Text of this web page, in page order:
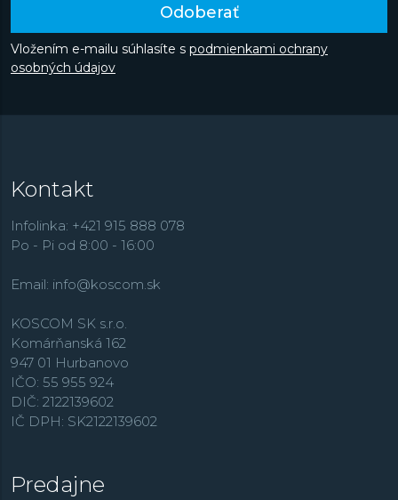
a následne aj Majstrovstvá sveta v klasickom lyžovaní v
nemeckom Oberstdorfe alebo hrdým partnerom
stajne Redbull Suaber-Petronas Formule 1. Objavte
automatické hodinky v nadčasovom dizajne alebo
Odoberať
Vložením e-mailu súhlasíte s podmienkami ochrany
osobných údajov
Kontakt
Infolinka: +421 915 888 078
Po - Pi od 8:00 - 16:00
Email: info@koscom.sk
KOSCOM SK s.r.o.
Komárňanská 162
947 01 Hurbanovo
IČO: 55 955 924
DIČ: 2122139602
IČ DPH: SK2122139602
Predajne